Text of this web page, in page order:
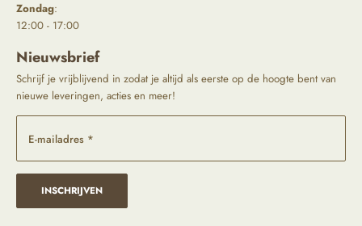
Zondag:
12:00 - 17:00
Nieuwsbrief
Schrijf je vrijblijvend in zodat je altijd als eerste op de hoogte bent van
nieuwe leveringen, acties en meer!
E-mailadres *
INSCHRIJVEN